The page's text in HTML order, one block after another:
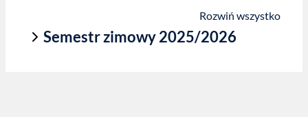
Rozwiń wszystko
Semestr zimowy 2025/2026